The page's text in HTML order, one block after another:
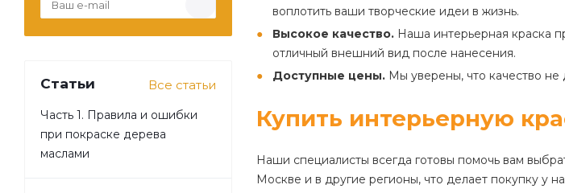
воплотить ваши творческие идеи в жизнь.
Высокое качество. Наша интерьерная краска
отличный внешний вид после нанесения.
Доступные цены. Мы уверены, что качество
Купить интерьерную
Наши специалисты всегда готовы помочь вам
Москве и в другие регионы, что делает покупку у
Статьи Все статьи
Часть 1. Правила и ошибки
при покраске дерева
маслами